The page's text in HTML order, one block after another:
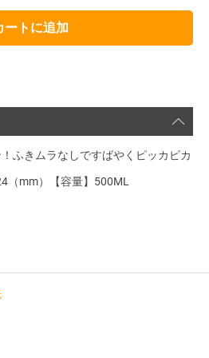
ートに追加
ふきムラなしですばやくピッカピカ
（mm）【容量】500ML